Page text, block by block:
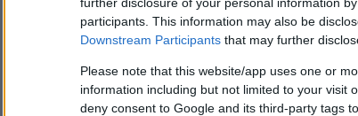
participants. This information may also be
Downstream Participants that may further
Please note that this website/app uses one or
information including but not limited to your visit
deny consent to Google and its third-party tags